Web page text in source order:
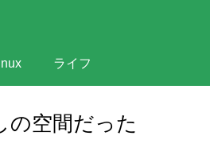
ライフ
の空間だった